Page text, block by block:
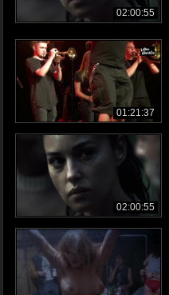
02:00:55
01:21:37
02:00:55